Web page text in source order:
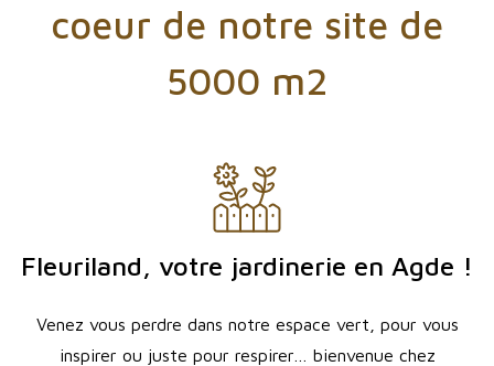
coeur de notre site de
5000 m2
Fleuriland, votre jardinerie en Agde !
Venez vous perdre dans notre espace vert, pour vous
inspirer ou juste pour respirer… bienvenue chez